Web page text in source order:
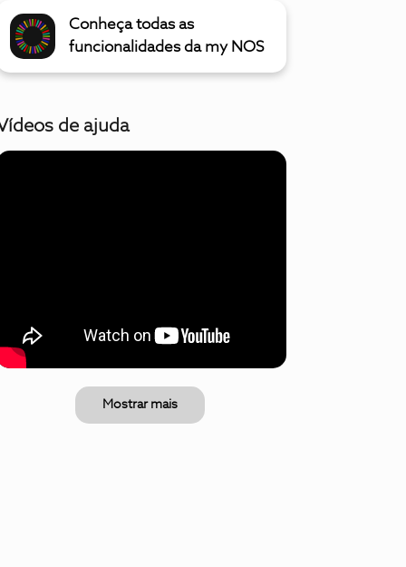
Conheça todas as
funcionalidades da my NOS
de ajuda
Mostrar mais